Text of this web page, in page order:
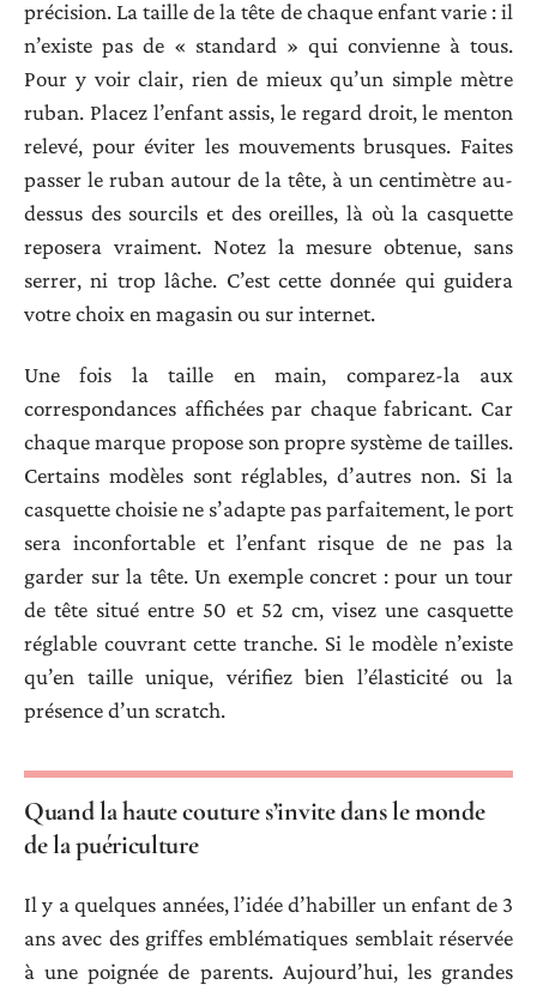
précision. La taille de la tête de chaque enfant varie : il
n’existe pas de « standard » qui convienne à tous.
Pour y voir clair, rien de mieux qu’un simple mètre
ruban. Placez l’enfant assis, le regard droit, le menton
relevé, pour éviter les mouvements brusques. Faites
passer le ruban autour de la tête, à un centimètre au-
dessus des sourcils et des oreilles, là où la casquette
reposera vraiment. Notez la mesure obtenue, sans
serrer, ni trop lâche. C’est cette donnée qui guidera
votre choix en magasin ou sur internet.
Une fois la taille en main, comparez-la aux
correspondances affichées par chaque fabricant. Car
chaque marque propose son propre système de tailles.
Certains modèles sont réglables, d’autres non. Si la
casquette choisie ne s’adapte pas parfaitement, le port
sera inconfortable et l’enfant risque de ne pas la
garder sur la tête. Un exemple concret : pour un tour
de tête situé entre 50 et 52 cm, visez une casquette
réglable couvrant cette tranche. Si le modèle n’existe
qu’en taille unique, vérifiez bien l’élasticité ou la
présence d’un scratch.
Quand la haute couture s’invite dans le monde
de la puériculture
Il y a quelques années, l’idée d’habiller un enfant de 3
ans avec des griffes emblématiques semblait réservée
à une poignée de parents. Aujourd’hui, les grandes